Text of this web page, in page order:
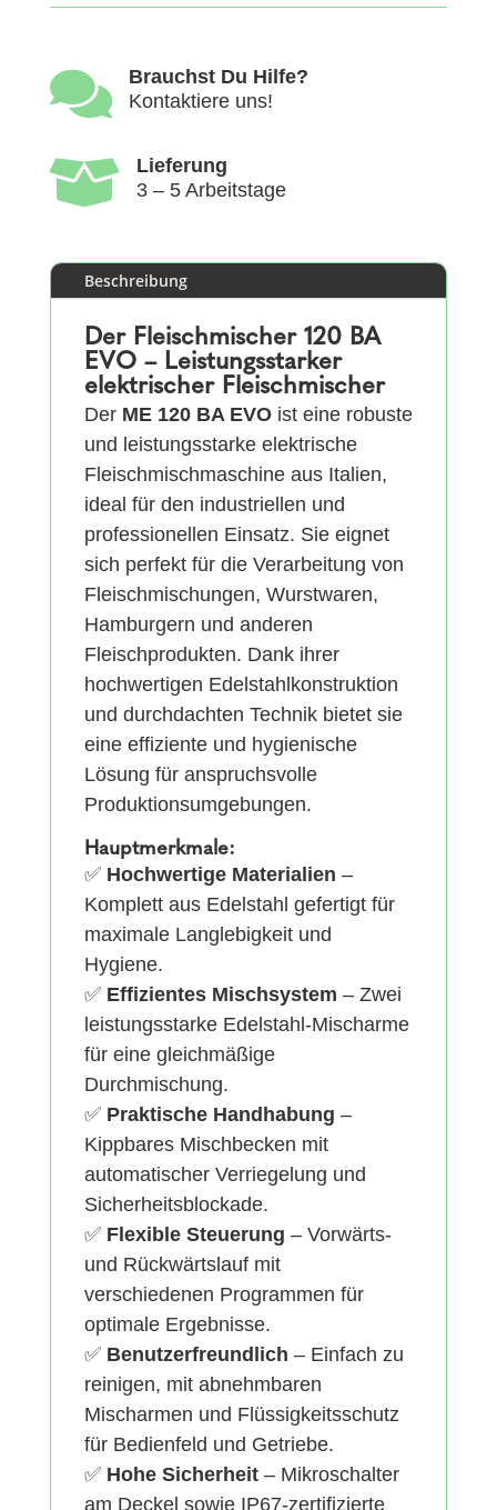

Brauchst Du Hilfe?
Kontaktiere uns!

Lieferung
3 – 5 Arbeitstage
Beschreibung
Der Fleischmischer 120 BA
EVO – Leistungsstarker
elektrischer Fleischmischer
Der ME 120 BA EVOist eine robuste
und leistungsstarke elektrische
Fleischmischmaschine aus Italien,
ideal für den industriellen und
professionellen Einsatz. Sie eignet
sich perfekt für die Verarbeitung von
Fleischmischungen, Wurstwaren,
Hamburgern und anderen
Fleischprodukten. Dank ihrer
hochwertigen Edelstahlkonstruktion
und durchdachten Technik bietet sie
eine effiziente und hygienische
Lösung für anspruchsvolle
Produktionsumgebungen.
Hauptmerkmale:
✅ Hochwertige Materialien –
Komplett aus Edelstahl gefertigt für
maximale Langlebigkeit und
Hygiene.
✅ Effizientes Mischsystem – Zwei
leistungsstarke Edelstahl-Mischarme
für eine gleichmäßige
Durchmischung.
✅ Praktische Handhabung –
Kippbares Mischbecken mit
automatischer Verriegelung und
Sicherheitsblockade.
✅ Flexible Steuerung – Vorwärts-
und Rückwärtslauf mit
verschiedenen Programmen für
optimale Ergebnisse.
✅ Benutzerfreundlich – Einfach zu
reinigen, mit abnehmbaren
Mischarmen und Flüssigkeitsschutz
für Bedienfeld und Getriebe.
✅ Hohe Sicherheit– Mikroschalter
am Deckel sowie IP67-zertifizierte